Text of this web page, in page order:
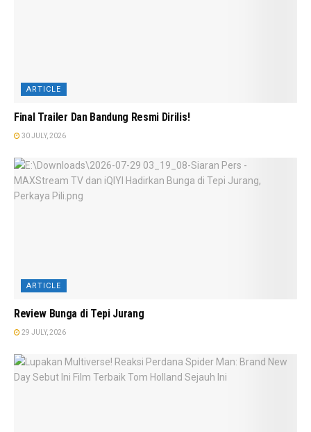
ARTICLE
Final Trailer Dan Bandung Resmi Dirilis!
30 JULY, 2026
ARTICLE
Review Bunga di Tepi Jurang
29 JULY, 2026